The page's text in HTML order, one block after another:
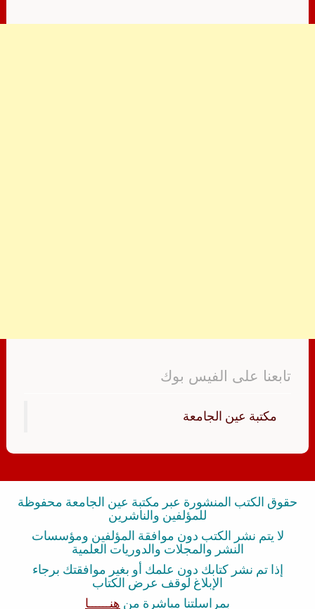
تابعنا على الفيس بوك
‏مكتبة عين الجامعة‏
حقوق الكتب المنشورة عبر مكتبة عين الجامعة محفوظة
للمؤلفين والناشرين
لا يتم نشر الكتب دون موافقة المؤلفين ومؤسسات
النشر والمجلات والدوريات العلمية
إذا تم نشر كتابك دون علمك أو بغير موافقتك برجاء
الإبلاغ لوقف عرض الكتاب
بمراسلتنا مباشرة من هنــــــا